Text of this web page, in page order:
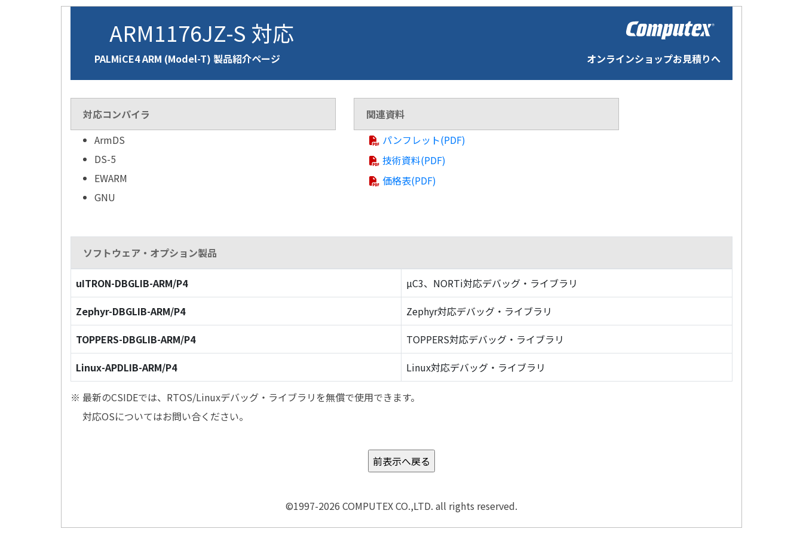
ARM1176JZ-S 対応
PALMiCE4 ARM (Model-T) 製品紹介ページ オンラインショップお見積りへ
対応コンパイラ
ArmDS
DS-5
EWARM
GNU
関連資料
パンフレット(PDF)
技術資料(PDF)
価格表(PDF)
ソフトウェア・オプション製品
uITRON-DBGLIB-ARM/P4
µC3、NORTi対応デバッグ・ライブラリ
Zephyr-DBGLIB-ARM/P4
Zephyr対応デバッグ・ライブラリ
TOPPERS-DBGLIB-ARM/P4
TOPPERS対応デバッグ・ライブラリ
Linux-APDLIB-ARM/P4
Linux対応デバッグ・ライブラリ
※ 最新のCSIDEでは、RTOS/Linuxデバッグ・ライブラリを無償で使用できます。
対応OSについてはお問い合ください。
©1997-2026 COMPUTEX CO.,LTD. all rights reserved.